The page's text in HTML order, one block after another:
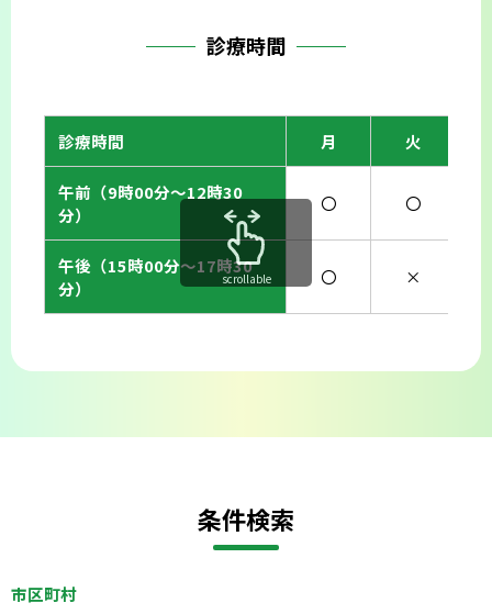
診療時間
診療時間 月 火
午前（9時00分〜12時30
分）
〇 〇
午後（15時00分〜17時30
分）
〇 ×
scrollable
条件検索
市区町村